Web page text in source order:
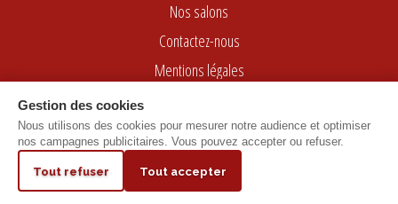
Nos salons
Contactez-nous
Mentions légales
Conditions générales de vente
9.2/10
Gestion des cookies
Nous utilisons des cookies pour mesurer notre audience et optimiser
nos campagnes publicitaires. Vous pouvez accepter ou refuser.
Tout refuser Tout accepter